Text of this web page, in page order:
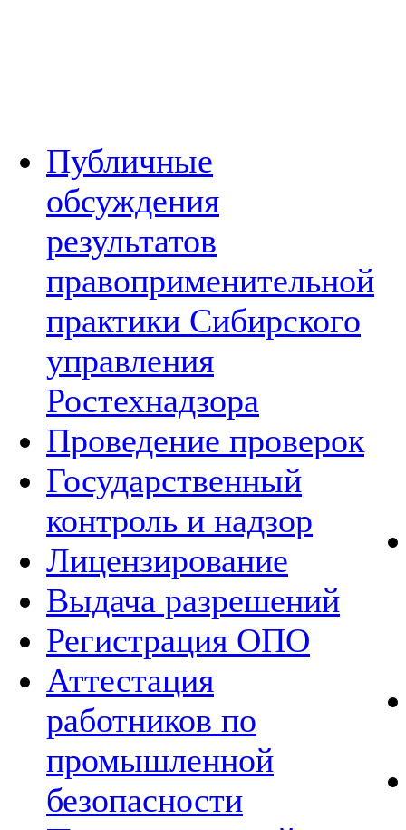
Публичные
обсуждения
результатов
правоприменительной
практики Сибирского
управления
Ростехнадзора
Проведение проверок
Государственный
контроль и надзор
Лицензирование
Выдача разрешений
Регистрация ОПО
Аттестация
работников по
промышленной
безопасности